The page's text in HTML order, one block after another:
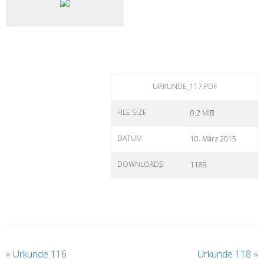
URKUNDE_117.PDF
FILE SIZE 0.2 MiB
DATUM 10. März 2015
DOWNLOADS 1189
« Urkunde 116 Urkunde 118 »